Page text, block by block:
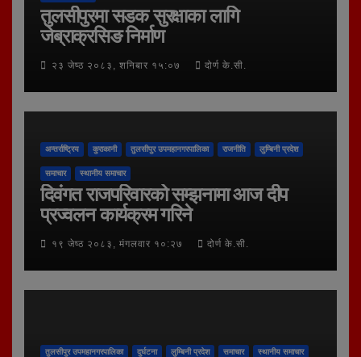
तुलसीपुरमा सडक सुरक्षाका लागि
जेब्राक्रसिङ निर्माण
२३ जेष्ठ २०८३, शनिबार १५:०७ दोर्ण के.सी.
अन्तर्राष्ट्रिय कुराकानी तुलसीपुर उपमहानगरपालिका राजनीति लुम्बिनी प्रदेश
समाचार स्थानीय समाचार
दिवंगत राजपरिवारको सम्झनामा आज दीप
प्रज्वलन कार्यक्रम गरिने
१९ जेष्ठ २०८३, मंगलवार १०:२७ दोर्ण के.सी.
तुलसीपुर उपमहानगरपालिका दुर्घटना लुम्बिनी प्रदेश समाचार स्थानीय समाचार